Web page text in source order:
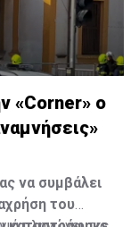
«Corner» o
να συμβάλει
του